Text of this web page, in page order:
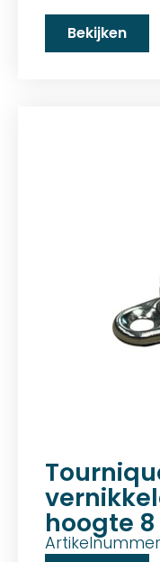
Bekijken
hoogte
Artikelnummer: